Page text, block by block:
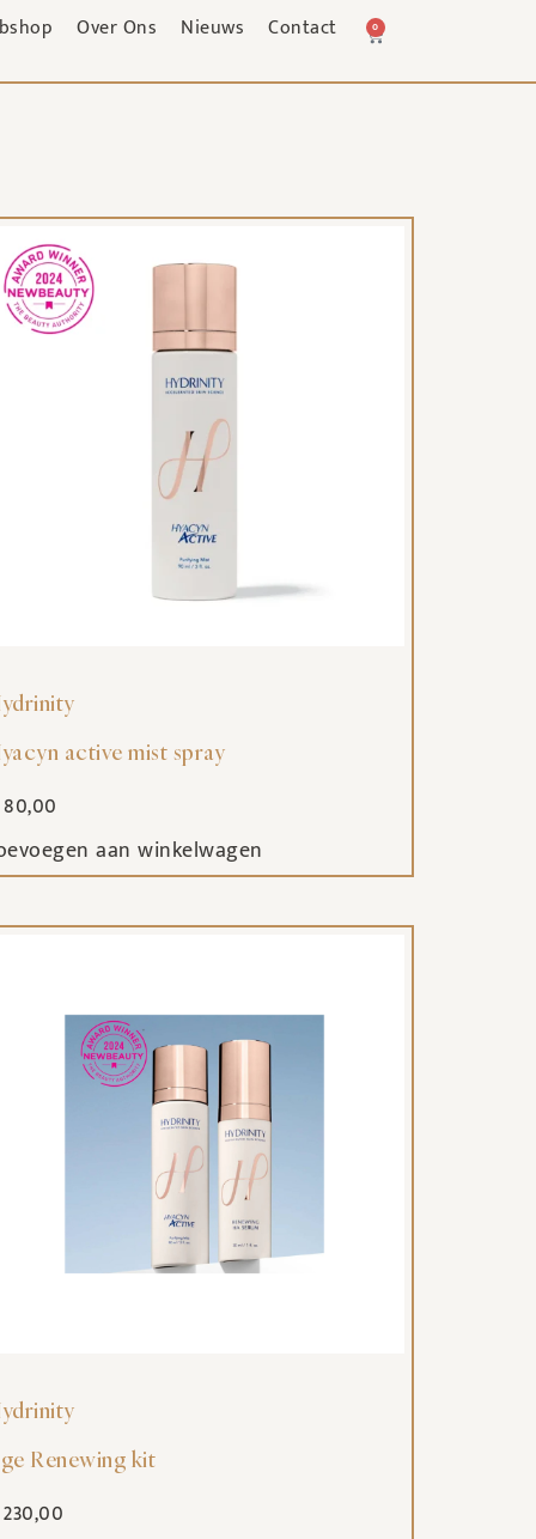
Over Ons Nieuws Contact 0
active mist spray
80,00
aan winkelwagen
Renewing kit
230,00